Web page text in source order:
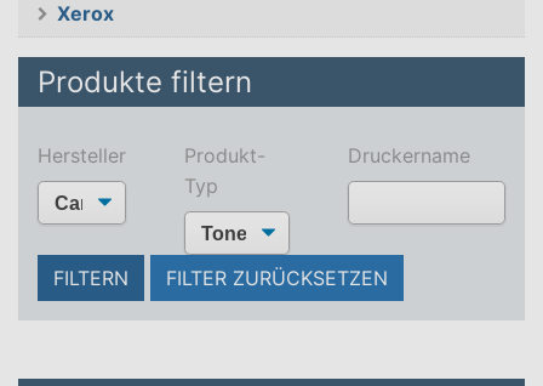
Xerox
Produkte filtern
Hersteller
Produkt-
Typ
Druckername
characters for
results.
FILTERN FILTER ZURÜCKSETZEN